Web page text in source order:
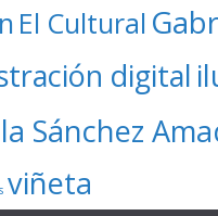
El Cultural
digital
Sánchez
viñeta